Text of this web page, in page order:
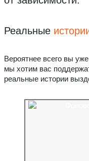
Реальные
Вероятнее всего вы
мы хотим вас
реальные истории